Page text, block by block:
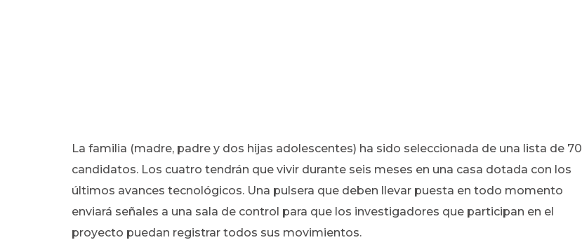
La familia (madre, padre y dos hijas adolescentes) ha sido seleccionada de una lista de 70
candidatos. Los cuatro tendrán que vivir durante seis meses en una casa dotada con los
últimos avances tecnológicos. Una pulsera que deben llevar puesta en todo momento
enviará señales a una sala de control para que los investigadores que participan en el
proyecto puedan registrar todos sus movimientos.